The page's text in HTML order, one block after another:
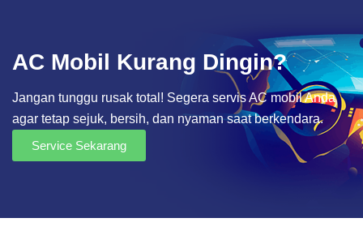
AC Mobil Kurang Dingin?
Jangan tunggu rusak total! Segera servis AC mobil Anda
agar tetap sejuk, bersih, dan nyaman saat berkendara.
Service Sekarang